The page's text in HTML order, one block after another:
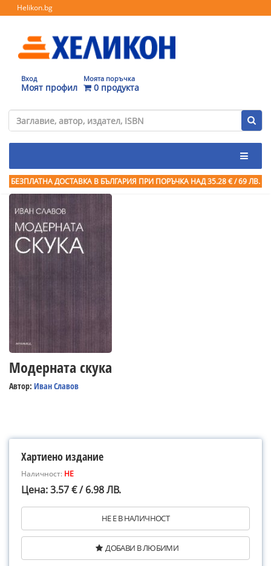
Helikon.bg
Вход
Моят профил
Моята поръчка
0 продукта
БЕЗПЛАТНА ДОСТАВКА В БЪЛГАРИЯ ПРИ ПОРЪЧКА НАД 35.28 € / 69 ЛВ.
Модерната скука
Автор: Иван Славов
Хартиено издание
Наличност: НЕ
Цена: 3.57 € / 6.98 ЛВ.
НЕ Е В НАЛИЧНОСТ
ДОБАВИ В ЛЮБИМИ